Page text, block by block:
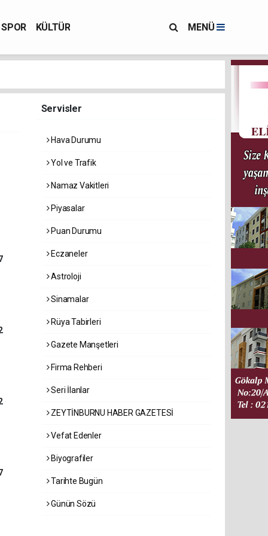
SPOR KÜLTÜR MENÜ
Servisler
Hava Durumu
Yol ve Trafik
Namaz Vakitleri
Piyasalar
Puan Durumu
Eczaneler
Astroloji
Sinamalar
Rüya Tabirleri
Gazete Manşetleri
Firma Rehberi
Seri İlanlar
ZEYTİNBURNU HABER GAZETESİ
Vefat Edenler
Biyografiler
Tarihte Bugün
Günün Sözü